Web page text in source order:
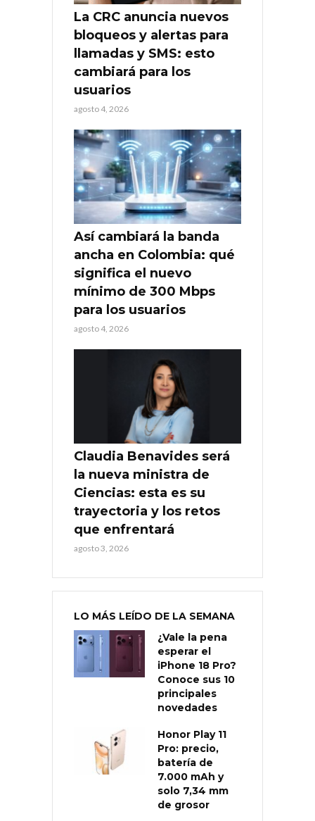
La CRC anuncia nuevos
bloqueos y alertas para
llamadas y SMS: esto
cambiará para los
usuarios
agosto 4, 2026
Así cambiará la banda
ancha en Colombia: qué
significa el nuevo
mínimo de 300 Mbps
para los usuarios
agosto 4, 2026
Claudia Benavides será
la nueva ministra de
Ciencias: esta es su
trayectoria y los retos
que enfrentará
agosto 3, 2026
LO MÁS LEÍDO DE LA SEMANA
¿Vale la pena
esperar el
iPhone 18 Pro?
Conoce sus 10
principales
novedades
Honor Play 11
Pro: precio,
batería de
7.000 mAh y
solo 7,34 mm
de grosor